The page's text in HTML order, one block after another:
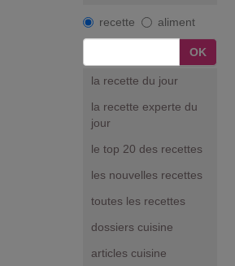
recette aliment
la recette du jour
la recette experte du
jour
le top 20 des recettes
les nouvelles recettes
toutes les recettes
dossiers cuisine
articles cuisine